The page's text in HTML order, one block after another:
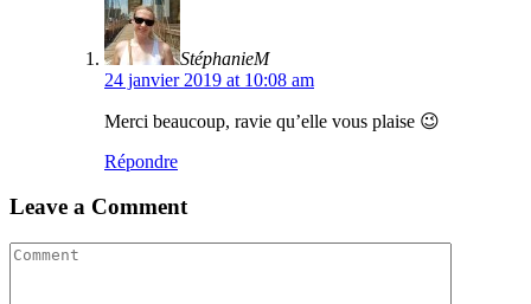
StéphanieM
24 janvier 2019 at 10:08 am
Merci beaucoup, ravie qu’elle vous plaise 😉
Répondre
Leave a Comment